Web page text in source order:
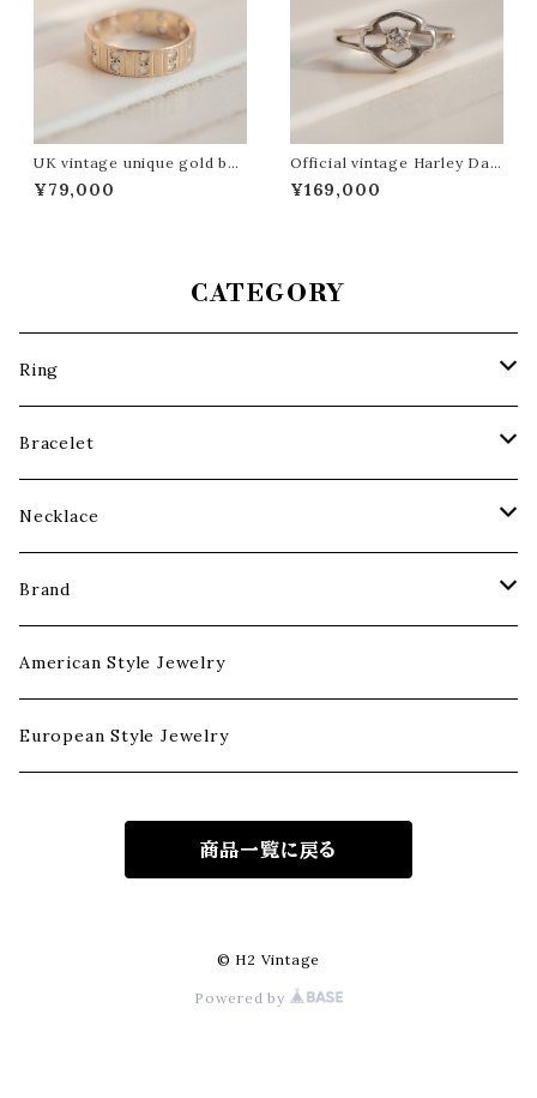
UK vintage unique gold ban
d ring
¥79,000
Official vintage Harley Davi
dson white gold logo ring
¥169,000
CATEGORY
Ring
Gold Ring
Silver Ring
Class Ring
Signet Ring
Band Ring
Bracelet
Gold Bracelet
Silver Bracelet
Necklace
Chain
Pendant
Gold Necklace
Brand
Harley Davidson
Playboy
American Style Jewelry
European Style Jewelry
商品一覧に戻る
© H2 Vintage
Powered by